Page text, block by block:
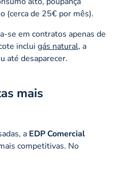
(cerca de 25€ por mês).
se em contratos apenas de
inclui gás natural, a
até desaparecer.
mais
a EDP Comercial
competitivas. No